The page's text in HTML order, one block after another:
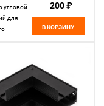
угловой
для
200 ₽
В КОРЗИНУ